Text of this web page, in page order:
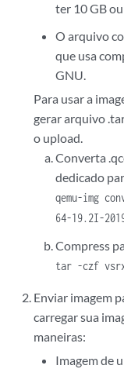
ter 10 GB
O arquivo
que usa
GNU.
Para usar a
gerar arquivo
o upload.
Converta
dedicado
qemu-img
64-19.2I-
Compress
tar -czf
Enviar imagem
carregar sua
maneiras:
Imagem de